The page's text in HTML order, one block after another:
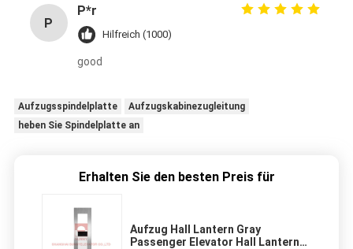
P
P*r
Hilfreich (1000)
good
Aufzugsspindelplatte
Aufzugskabinezugleitung
heben Sie Spindelplatte an
Erhalten Sie den besten Preis für
Aufzug Hall Lantern Gray
Passenger Elevator Hall Lanterns